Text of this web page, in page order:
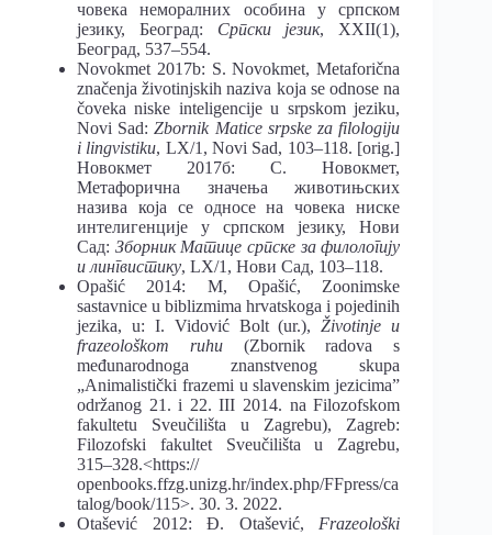
човека неморалних особина у српском
језику, Београд: Српски језик, XXII(1),
Београд, 537–554.
Novokmet 2017b: S. Novokmet, Metaforična
značenja životinjskih naziva koja se odnose na
čoveka niske inteligencije u srpskom jeziku,
Novi Sad:Zbornik Matice srpske za filologiju
i lingvistiku, LX/1, Novi Sad, 103–118. [orig.]
Новокмет 2017б: С. Новокмет,
Метафорична значења животињских
назива која се односе на човека ниске
интелигенције у српском језику, Нови
Сад: Зборник Mатице српске за филологију
и лингвистику, LX/1, Нови Сад, 103–118.
Opašić 2014: M, Opašić, Zoonimske
sastavnice u biblizmima hrvatskoga i pojedinih
jezika, u: I. Vidović Bolt (ur.),Životinje u
frazeološkom ruhu (Zbornik radova s
međunarodnoga znanstvenog skupa
„Animalistički frazemi u slavenskim jezicima”
održanog 21. i 22. III 2014. na Filozofskom
fakultetu Sveučilišta u Zagrebu), Zagreb:
Filozofski fakultet Sveučilišta u Zagrebu,
315–328.<https://
openbooks.ffzg.unizg.hr/index.php/FFpress/ca
talog/book/115>. 30. 3. 2022.
Otašević 2012: Đ. Otašević, Frazeološki